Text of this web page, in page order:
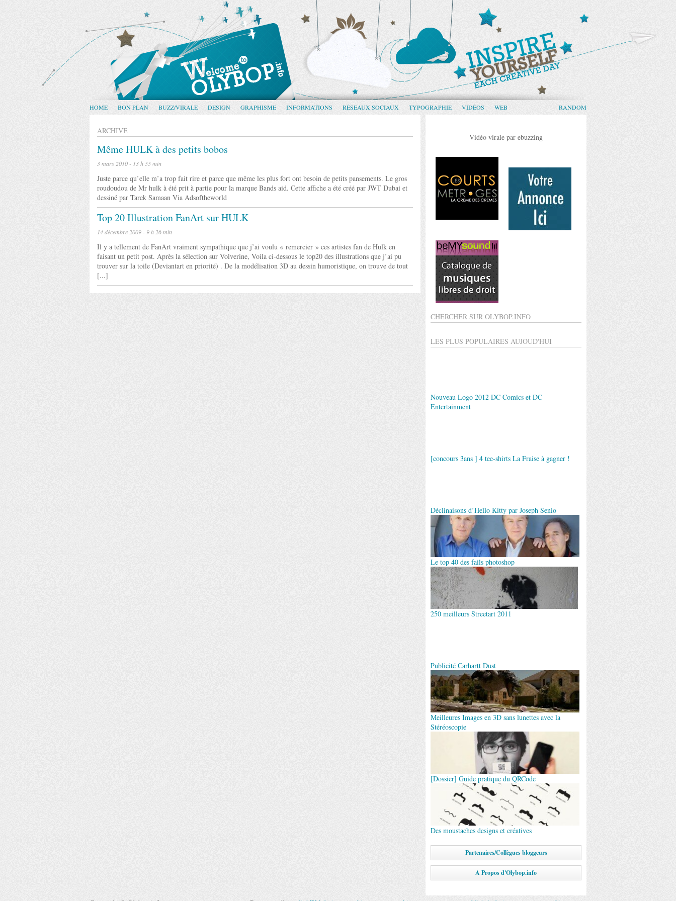
HOME BON PLAN BUZZ/VIRALE DESIGN GRAPHISME INFORMATIONS RÉSEAUX SOCIAUX TYPOGRAPHIE VIDÉOS WEB RANDOM
ARCHIVE
Même HULK à des petits bobos
3 mars 2010 - 13 h 55 min
Juste parce qu’elle m’a trop fait rire et parce que même les plus fort ont besoin de petits pansements. Le gros
roudoudou de Mr hulk à été prit à partie pour la marque Bands aid. Cette affiche a été créé par JWT Dubai et
dessiné par Tarek Samaan Via Adsoftheworld
Top 20 Illustration FanArt sur HULK
14 décembre 2009 - 9 h 26 min
Il y a tellement de FanArt vraiment sympathique que j’ai voulu « remercier » ces artistes fan de Hulk en
faisant un petit post. Après la sélection sur Volverine, Voila ci-dessous le top20 des illustrations que j’ai pu
trouver sur la toile (Deviantart en priorité) . De la modélisation 3D au dessin humoristique, on trouve de tout
[...]
Vidéo virale par ebuzzing
CHERCHER SUR OLYBOP.INFO
LES PLUS POPULAIRES AUJOUD'HUI
Nouveau Logo 2012 DC Comics et DC
Entertainment
[concours 3ans ] 4 tee-shirts La Fraise à gagner !
Déclinaisons d’Hello Kitty par Joseph Senio
Le top 40 des fails photoshop
250 meilleurs Streetart 2011
Publicité Carhartt Dust
Meilleures Images en 3D sans lunettes avec la
Stéréoscopie
[Dossier] Guide pratique du QRCode
Des moustaches designs et créatives
Partenaires/Collègues bloggeurs
A Propos d'Olybop.info